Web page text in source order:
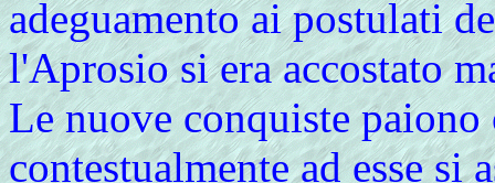
adeguamento ai postulati
l'Aprosio si era accostato
Le nuove conquiste
contestualmente ad esse si